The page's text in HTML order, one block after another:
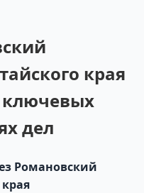
края
ключевых
дел
Романовский